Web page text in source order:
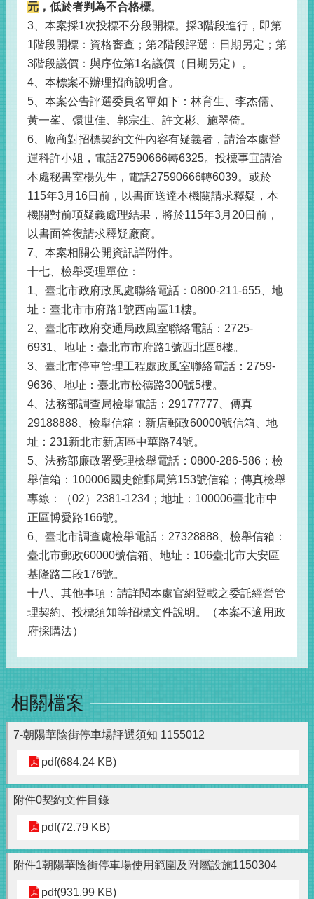
元 ，低於者判為不合格標。
3、本案採1次投標不分段開標。採3階段進行，即第
1階段開標：資格審查；第2階段評選：日期另定；第
3階段議價：與序位第1名議價（日期另定）。
4、本標案不辦理招商說明會。
5、本案公告評選委員名單如下：林育生、李杰儒、
黃一峯、彋世佳、郭宗生、許文彬、施翠倚。
6、廠商對招標契約文件內容有疑義者，請洽本處營
運科許小姐，電話27590666轉6325。投標事宜請洽
本處秘書室楊先生，電話27590666轉6039。或於
115年3月16日前，以書面送達本機關請求釋疑，本
機關對前項疑義處理結果，將於115年3月20日前，
以書面答復請求釋疑廠商。
7、本案相關公開資訊詳附件。
十七、檢舉受理單位：
1、臺北市政府政風處聯絡電話：0800-211-655、地
址：臺北市市府路1號西南區11樓。
2、臺北市政府交通局政風室聯絡電話：2725-
6931、地址：臺北市市府路1號西北區6樓。
3、臺北市停車管理工程處政風室聯絡電話：2759-
9636、地址：臺北市松德路300號5樓。
4、法務部調查局檢舉電話：29177777、傳真
29188888、檢舉信箱：新店郵政60000號信箱、地
址：231新北市新店區中華路74號。
5、法務部廉政署受理檢舉電話：0800-286-586；檢
舉信箱：100006國史館郵局第153號信箱；傳真檢舉
專線：（02）2381-1234；地址：100006臺北市中
正區博愛路166號。
6、臺北市調查處檢舉電話：27328888、檢舉信箱：
臺北市郵政60000號信箱、地址：106臺北市大安區
基隆路二段176號。
十八、其他事項：請詳閱本處官網登載之委託經營管
理契約、投標須知等招標文件說明。（本案不適用政
府採購法）
相關檔案
7-朝陽華陰街停車場評選須知 1155012
pdf(684.24 KB)
附件0契約文件目錄
pdf(72.79 KB)
附件1朝陽華陰街停車場使用範圍及附屬設施1150304
pdf(931.99 KB)